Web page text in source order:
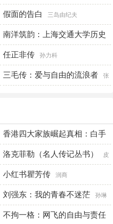
计编著
假面的告白 三岛由纪夫
南洋筑韵：上海交通大学历史
建筑品读 曹永康
任正非传 孙力科
三毛传：爱与自由的流浪者 张
香港四大家族崛起真相：白手
起家到富可敌国|创业投资赚钱
必读书 临在书院
洛克菲勒（名人传记丛书） 皮
波人物国际名人研究中心编著
小红书瞿芳传 润商
刘强东：我的青春不迷茫 孙琳
不拘一格：网飞的自由与责任